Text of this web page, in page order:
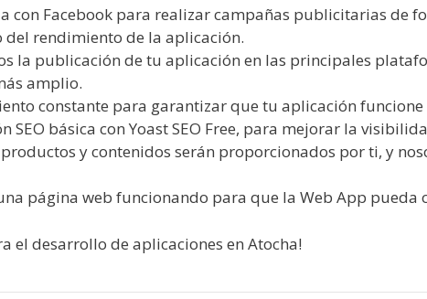
con Facebook para realizar campañas publicitarias de
rendimiento de la aplicación.
la publicación de tu aplicación en las principales
amplio.
constante para garantizar que tu aplicación
básica con Yoast SEO Free, para mejorar la
y contenidos serán proporcionados por ti, y
página web funcionando para que la Web App pueda
el desarrollo de aplicaciones en Atocha!